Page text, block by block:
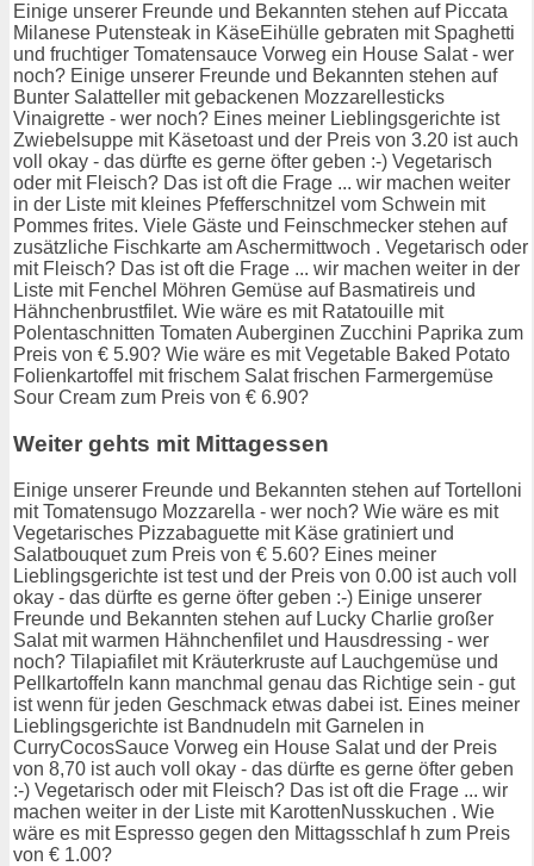
Einige unserer Freunde und Bekannten stehen auf Piccata
Milanese Putensteak in KäseEihülle gebraten mit Spaghetti
und fruchtiger Tomatensauce Vorweg ein House Salat - wer
noch? Einige unserer Freunde und Bekannten stehen auf
Bunter Salatteller mit gebackenen Mozzarellesticks
Vinaigrette - wer noch? Eines meiner Lieblingsgerichte ist
Zwiebelsuppe mit Käsetoast und der Preis von 3.20 ist auch
voll okay - das dürfte es gerne öfter geben :-) Vegetarisch
oder mit Fleisch? Das ist oft die Frage ... wir machen weiter
in der Liste mit kleines Pfefferschnitzel vom Schwein mit
Pommes frites. Viele Gäste und Feinschmecker stehen auf
zusätzliche Fischkarte am Aschermittwoch . Vegetarisch oder
mit Fleisch? Das ist oft die Frage ... wir machen weiter in der
Liste mit Fenchel Möhren Gemüse auf Basmatireis und
Hähnchenbrustfilet. Wie wäre es mit Ratatouille mit
Polentaschnitten Tomaten Auberginen Zucchini Paprika zum
Preis von € 5.90? Wie wäre es mit Vegetable Baked Potato
Folienkartoffel mit frischem Salat frischen Farmergemüse
Sour Cream zum Preis von € 6.90?
Weiter gehts mit Mittagessen
Einige unserer Freunde und Bekannten stehen auf Tortelloni
mit Tomatensugo Mozzarella - wer noch? Wie wäre es mit
Vegetarisches Pizzabaguette mit Käse gratiniert und
Salatbouquet zum Preis von € 5.60? Eines meiner
Lieblingsgerichte ist test und der Preis von 0.00 ist auch voll
okay - das dürfte es gerne öfter geben :-) Einige unserer
Freunde und Bekannten stehen auf Lucky Charlie großer
Salat mit warmen Hähnchenfilet und Hausdressing - wer
noch? Tilapiafilet mit Kräuterkruste auf Lauchgemüse und
Pellkartoffeln kann manchmal genau das Richtige sein - gut
ist wenn für jeden Geschmack etwas dabei ist. Eines meiner
Lieblingsgerichte ist Bandnudeln mit Garnelen in
CurryCocosSauce Vorweg ein House Salat und der Preis
von 8,70 ist auch voll okay - das dürfte es gerne öfter geben
:-) Vegetarisch oder mit Fleisch? Das ist oft die Frage ... wir
machen weiter in der Liste mit KarottenNusskuchen . Wie
wäre es mit Espresso gegen den Mittagsschlaf h zum Preis
von € 1.00?